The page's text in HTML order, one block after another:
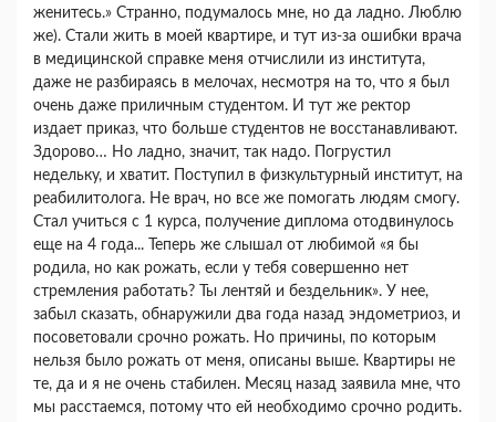
женитесь.» Странно, подумалось мне, но да ладно. Люблю
же). Стали жить в моей квартире, и тут из-за ошибки врача
в медицинской справке меня отчислили из института,
даже не разбираясь в мелочах, несмотря на то, что я был
очень даже приличным студентом. И тут же ректор
издает приказ, что больше студентов не восстанавливают.
Здорово… Но ладно, значит, так надо. Погрустил
недельку, и хватит. Поступил в физкультурный институт, на
реабилитолога. Не врач, но все же помогать людям смогу.
Стал учиться с 1 курса, получение диплома отодвинулось
еще на 4 года... Теперь же слышал от любимой «я бы
родила, но как рожать, если у тебя совершенно нет
стремления работать? Ты лентяй и бездельник». У нее,
забыл сказать, обнаружили два года назад эндометриоз, и
посоветовали срочно рожать. Но причины, по которым
нельзя было рожать от меня, описаны выше. Квартиры не
те, да и я не очень стабилен. Месяц назад заявила мне, что
мы расстаемся, потому что ей необходимо срочно родить.